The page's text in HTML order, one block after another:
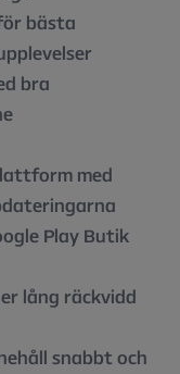
bästa
bra
med
Play Butik
lång räckvidd
snabbt och